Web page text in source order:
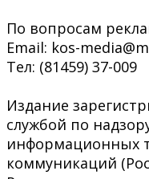
По вопросам
Email: kos-
Тел: (81459) 37-009
Издание
службой по
информационных
коммуникаций